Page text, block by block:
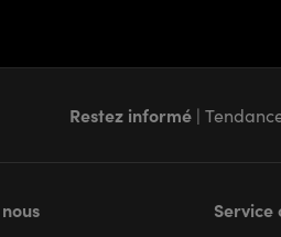
Restez informé |
Service